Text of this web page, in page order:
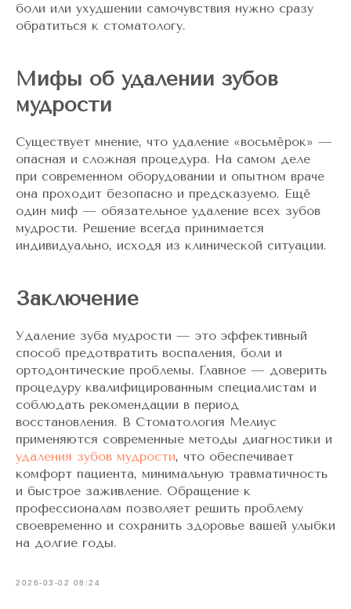
боли или ухудшении самочувствия нужно сразу
обратиться к стоматологу.
Мифы об удалении зубов
мудрости
Существует мнение, что удаление «восьмёрок» —
опасная и сложная процедура. На самом деле
при современном оборудовании и опытном враче
она проходит безопасно и предсказуемо. Ещё
один миф — обязательное удаление всех зубов
мудрости. Решение всегда принимается
индивидуально, исходя из клинической ситуации.
Заключение
Удаление зуба мудрости — это эффективный
способ предотвратить воспаления, боли и
ортодонтические проблемы. Главное — доверить
процедуру квалифицированным специалистам и
соблюдать рекомендации в период
восстановления. В Стоматология Мелиус
применяются современные методы диагностики и
удаления зубов мудрости, что обеспечивает
комфорт пациента, минимальную травматичность
и быстрое заживление. Обращение к
профессионалам позволяет решить проблему
своевременно и сохранить здоровье вашей улыбки
на долгие годы.
2026-03-02 08:24